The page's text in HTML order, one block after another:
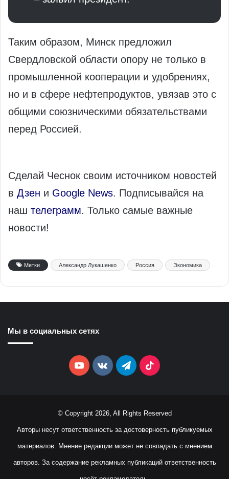
Таким образом, Минск предложил
Свердловской области опору не только в
промышленной кооперации и удобрениях,
но и в сфере нефтепродуктов, увязав это с
общими союзническими обязательствами
перед Россией.
Сделай Чеснок своим источником новостей
в Дзен и Google News. Подписывайся на
наш телеграмм. Только самые важные
новости!
Метки Александр Лукашенко Россия Экономика
Мы в социальных сетях
YouTubevk.comTelegramTikTok
© Copyright 2026, All Rights Reserved
Авторы несут ответственность за достоверность публикуемых
материалов. Мнение редакции может не совпадать с мнением
авторов. За содержание рекламных публикаций ответственность